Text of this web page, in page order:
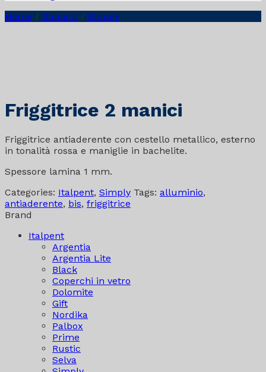
Home / Italpent / Simply
Friggitrice 2 manici
Friggitrice antiaderente con cestello metallico, esterno
in tonalità rossa e maniglie in bachelite.
Spessore lamina 1 mm.
Categories: Italpent, Simply Tags: alluminio,
antiaderente, bis, friggitrice
Brand
Italpent
Argentia
Argentia Lite
Black
Coperchi in vetro
Dolomite
Gift
Nordika
Palbox
Prime
Rustic
Selva